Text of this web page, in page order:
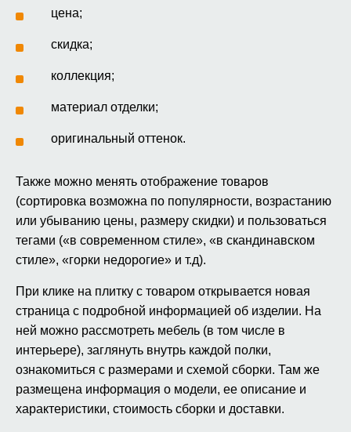
цена;
скидка;
коллекция;
материал отделки;
оригинальный оттенок.
Также можно менять отображение товаров
(сортировка возможна по популярности, возрастанию
или убыванию цены, размеру скидки) и пользоваться
тегами («в современном стиле», «в скандинавском
стиле», «горки недорогие» и т.д).
При клике на плитку с товаром открывается новая
страница с подробной информацией об изделии. На
ней можно рассмотреть мебель (в том числе в
интерьере), заглянуть внутрь каждой полки,
ознакомиться с размерами и схемой сборки. Там же
размещена информация о модели, ее описание и
характеристики, стоимость сборки и доставки.